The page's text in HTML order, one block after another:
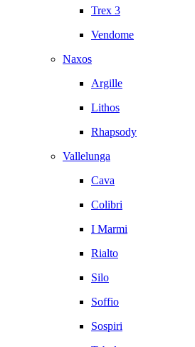
Trex 3
Vendome
Naxos
Argille
Lithos
Rhapsody
Vallelunga
Cava
Colibri
I Marmi
Rialto
Silo
Soffio
Sospiri